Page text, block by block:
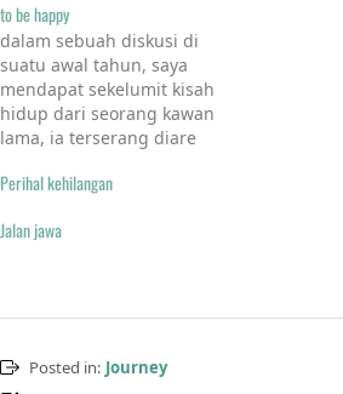
to be happy
dalam sebuah diskusi di
suatu awal tahun, saya
mendapat sekelumit kisah
hidup dari seorang kawan
lama, ia terserang diare
mengatakan bahwa ia
lebih 20 x ke belakang.
sederhana: contohnya
makan.Namun, ternyata…
Perihal kehilangan
Jalan jawa
Posted in: Journey